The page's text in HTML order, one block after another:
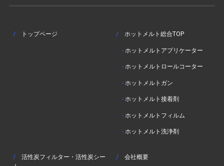
/ トップページ / ホットメルト総合TOP
- ホットメルトアプリケーター
-ホットメルトロールコーター
- ホットメルトガン
-ホットメルト接着剤
- ホットメルトフィルム
-ホットメルト洗浄剤
/ 活性炭フィルター・活性炭シー
/ 会社概要